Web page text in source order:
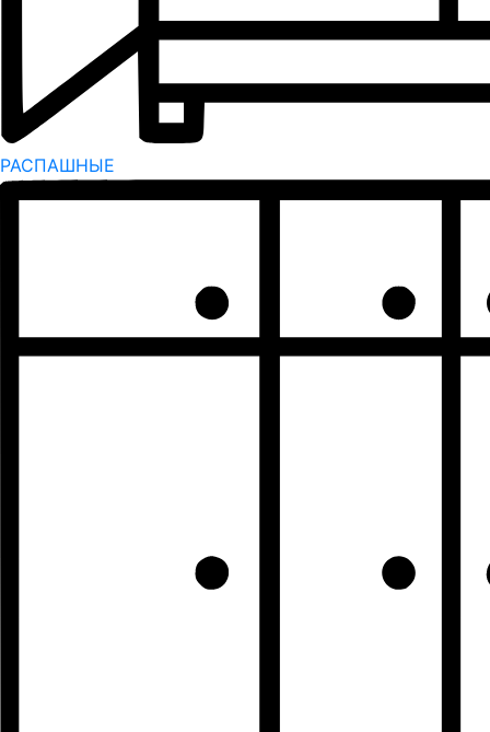
РАСПАШНЫЕ